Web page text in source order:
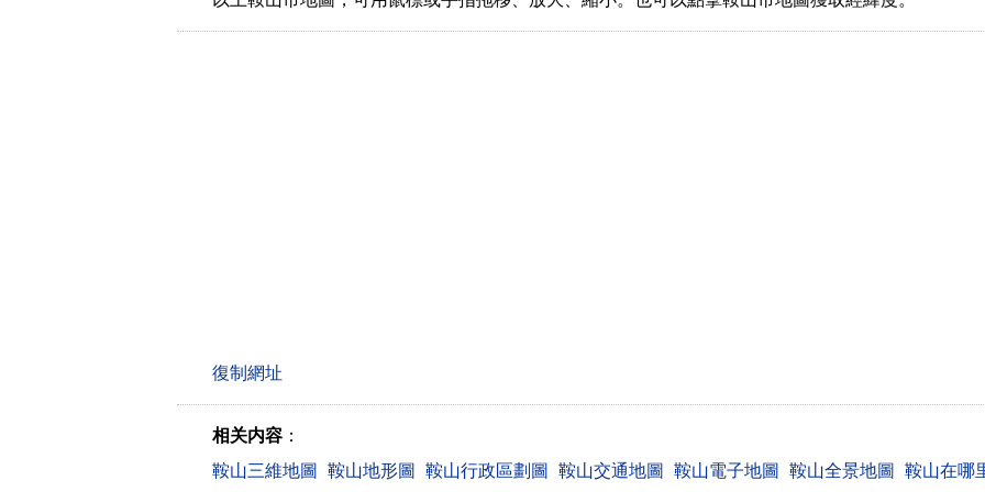
相关内容 ：
鞍山三維地圖
鞍山地形圖 鞍山行政區劃圖 鞍山交通地圖 鞍山電子地圖 鞍山全景地圖 鞍山在哪